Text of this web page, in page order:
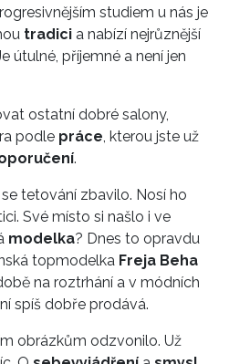
studiem u nás je
tradici a nabízí nejrůznější
útulné, příjemné a není jen
ostatní dobré salony,
podle práce , kterou jste už
.
tetování zbavilo. Nosí ho
Své místo si našlo i ve
modelka? Dnes to opravdu
topmodelka Freja Beha
na roztrhání a v módních
spíš dobře prodává.
obrázkům odzvonilo. Už